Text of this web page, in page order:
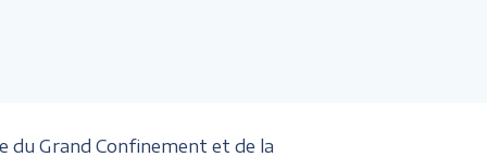
Grand Confinement et de la